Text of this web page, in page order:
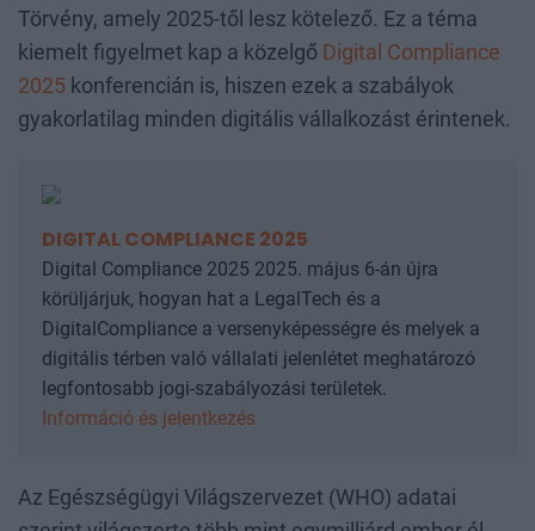
Törvény, amely 2025-től lesz kötelező. Ez a téma
kiemelt figyelmet kap a közelgő Digital Compliance
2025 konferencián is, hiszen ezek a szabályok
gyakorlatilag minden digitális vállalkozást érintenek.
DIGITAL COMPLIANCE 2025
Digital Compliance 2025 2025. május 6-án újra
körüljárjuk, hogyan hat a LegalTech és a
DigitalCompliance a versenyképességre és melyek a
digitális térben való vállalati jelenlétet meghatározó
legfontosabb jogi-szabályozási területek.
Információ és jelentkezés
Az Egészségügyi Világszervezet (WHO) adatai